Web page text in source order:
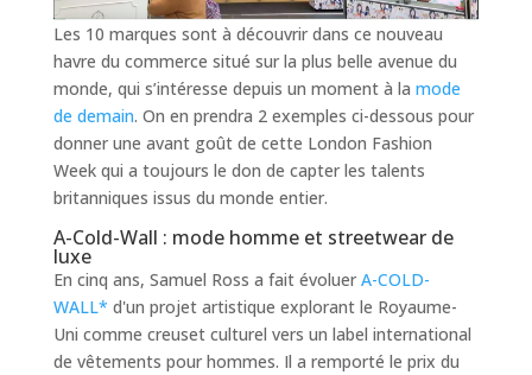
Les 10 marques sont à découvrir dans ce nouveau
havre du commerce situé sur la plus belle avenue du
monde, qui s’intéresse depuis un moment à la mode
de demain. On en prendra 2 exemples ci-dessous pour
donner une avant goût de cette London Fashion
Week qui a toujours le don de capter les talents
britanniques issus du monde entier.
A-Cold-Wall : mode homme et streetwear de
luxe
En cinq ans, Samuel Ross a fait évoluer A-COLD-
WALL* d'un projet artistique explorant le Royaume-
Uni comme creuset culturel vers un label international
de vêtements pour hommes. Il a remporté le prix du